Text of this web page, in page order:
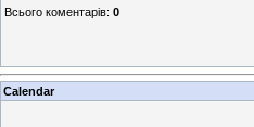
Всього коментарів: 0
Calendar